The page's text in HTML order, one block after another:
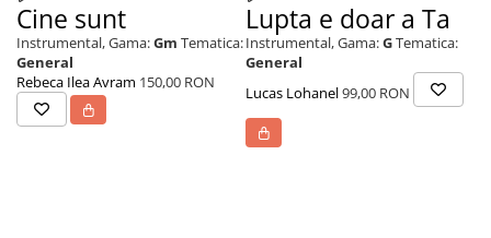
Cine sunt
Instrumental,Gama:Gm Tematica:
General
Rebeca Ilea Avram 150,00 RON
Lupta e doar a Ta
Instrumental,Gama:GTematica:
General
Lucas Lohanel99,00 RON